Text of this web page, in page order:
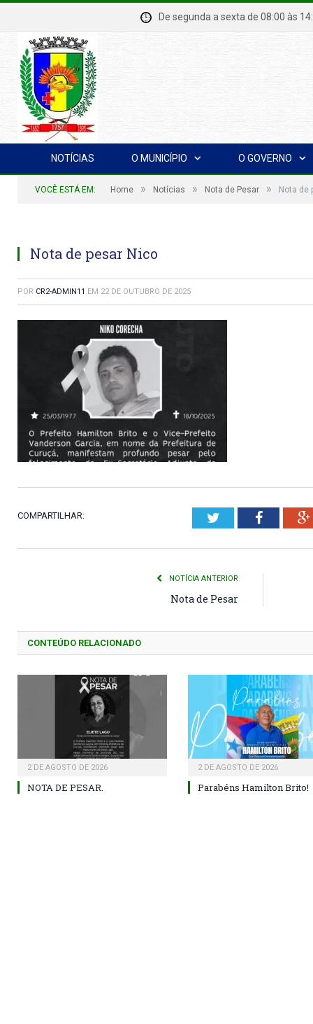
De segunda a sexta de 08:00
NOTÍCIAS O MUNICÍPIO O GOVERNO
VOCÊ ESTÁ EM: Home » Notícias » Nota de Pesar » Nota de
Nota de pesar Nico
POR CR2-ADMIN11 EM 22 DE OUTUBRO DE 2025
COMPARTILHAR: Twitter
NOTÍCIA ANTERIOR
Nota de Pesar
CONTEÚDO RELACIONADO
2 DE AGOSTO DE 2026
NOTA DE PESAR.
2 DE AGOSTO DE 2026
Parabéns Hamilton Brito!